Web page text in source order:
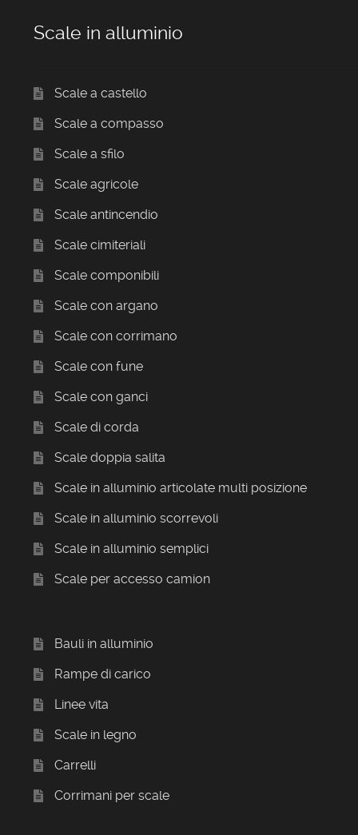
Scale in alluminio
Scale a castello
Scale a compasso
Scale a sfilo
Scale agricole
Scale antincendio
Scale cimiteriali
Scale componibili
Scale con argano
Scale con corrimano
Scale con fune
Scale con ganci
Scale di corda
Scale doppia salita
Scale in alluminio articolate multi posizione
Scale in alluminio scorrevoli
Scale in alluminio semplici
Scale per accesso camion
Bauli in alluminio
Rampe di carico
Linee vita
Scale in legno
Carrelli
Corrimani per scale